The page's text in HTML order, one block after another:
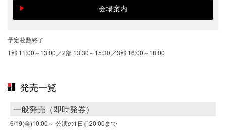
予定枚数終了
1部 11:00～13:00／2部 13:30～15:30／3部 16:00～18:00
発売一覧
一般発売（即時発券）
6/19(金)10:00～ 公演の1日前20:00まで